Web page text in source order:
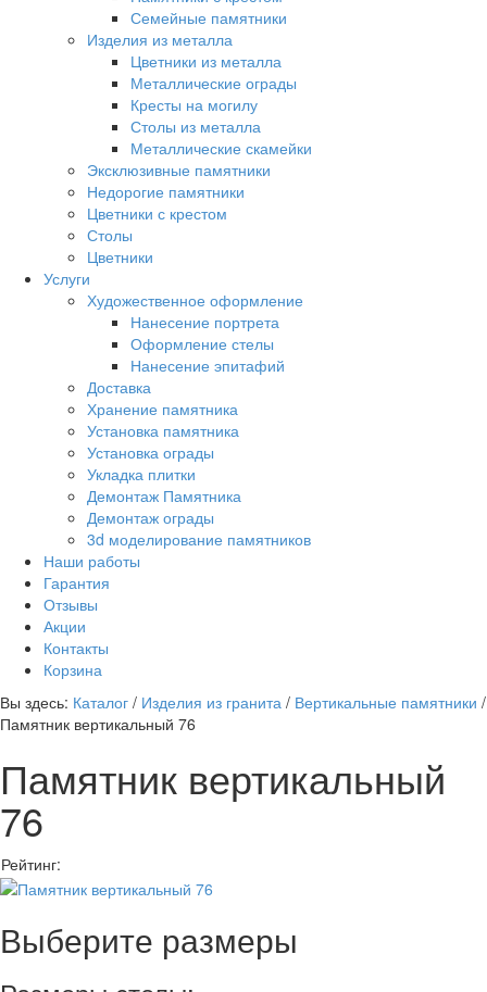
Семейные памятники
Изделия из металла
Цветники из металла
Металлические ограды
Кресты на могилу
Столы из металла
Металлические скамейки
Эксклюзивные памятники
Недорогие памятники
Цветники с крестом
Столы
Цветники
Услуги
Художественное оформление
Нанесение портрета
Оформление стелы
Нанесение эпитафий
Доставка
Хранение памятника
Установка памятника
Установка ограды
Укладка плитки
Демонтаж Памятника
Демонтаж ограды
3d моделирование памятников
Наши работы
Гарантия
Отзывы
Акции
Контакты
Корзина
Вы здесь: Каталог / Изделия из гранита / Вертикальные памятники /
Памятник вертикальный 76
Памятник вертикальный
76
Рейтинг:
Выберите размеры